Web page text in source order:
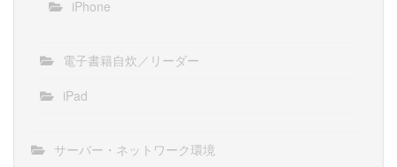
iPhone
電子書籍自炊／リーダー
iPad
サーバー・ネットワーク環境